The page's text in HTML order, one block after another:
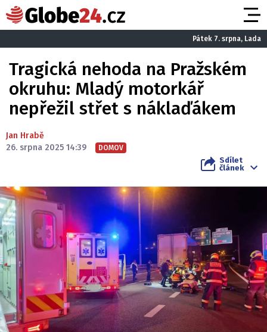
Pátek 7. srpna, Lada
Tragická nehoda na Pražském
okruhu: Mladý motorkář
nepřežil střet s náklaďákem
Jan Hrabě
26. srpna 2025 14:39
DOMOV
Sdílet
článek